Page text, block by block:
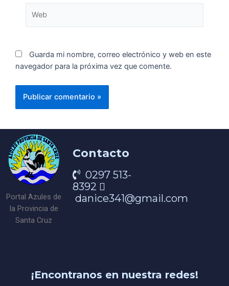
Guarda mi nombre, correo electrónico y web en este
navegador para la próxima vez que comente.
Portal Azules de
la Provincia de
Santa Cruz
Contacto
0297 513-
8392
danice341@gmail.com
¡Encontranos en nuestra redes!